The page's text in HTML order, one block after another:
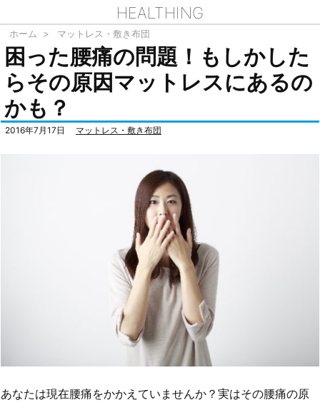
HEALTHING
ホーム > マットレス・敷き布団
困った腰痛の問題！もしかした
らその原因マットレスにあるの
かも？
2016年7月17日 マットレス・敷き布団
あなたは現在腰痛をかかえていませんか？実はその腰痛の原